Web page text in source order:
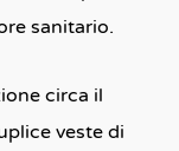
sanitario.
circa il
veste di